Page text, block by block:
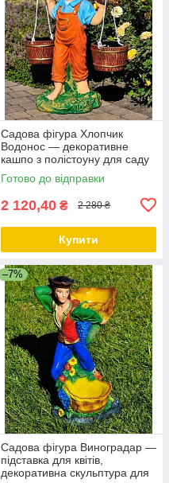
Садова фігура Хлопчик
Водонос — декоративне
кашпо з полістоуну для саду
та дому, висота 55 см
Готово до відправки
2 120,40 ₴ 2 280 ₴
Купити
–7%
Садова фігура Виноградар —
підставка для квітів,
декоративна скульптура для